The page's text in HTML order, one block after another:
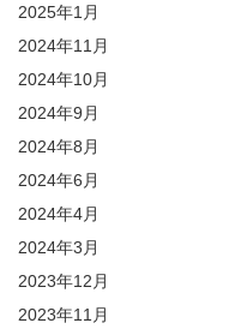
2025年1月
2024年11月
2024年10月
2024年9月
2024年8月
2024年6月
2024年4月
2024年3月
2023年12月
2023年11月